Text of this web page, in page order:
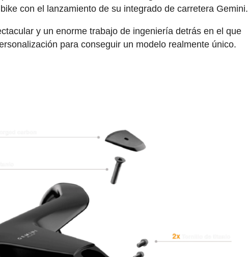
con el lanzamiento de su integrado de carretera Gemini.
y un enorme trabajo de ingeniería detrás en el que
para conseguir un modelo realmente único.